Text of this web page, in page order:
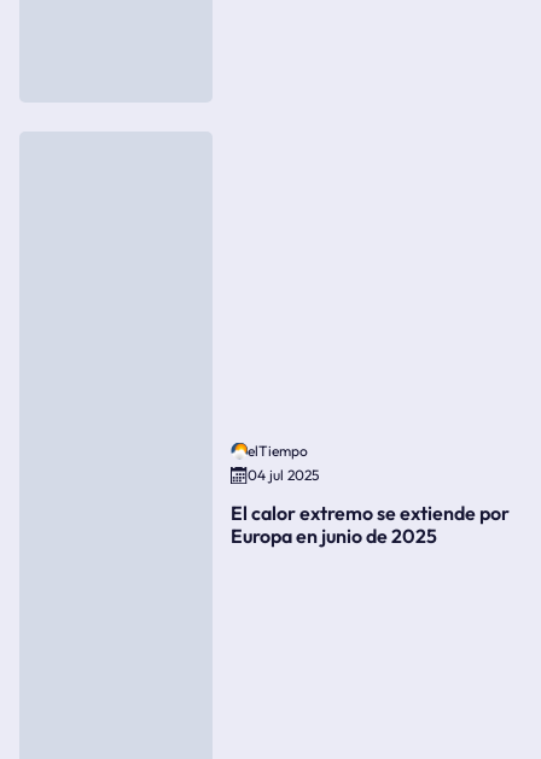
elTiempo
04 jul 2025
El calor extremo se extiende por
Europa en junio de 2025